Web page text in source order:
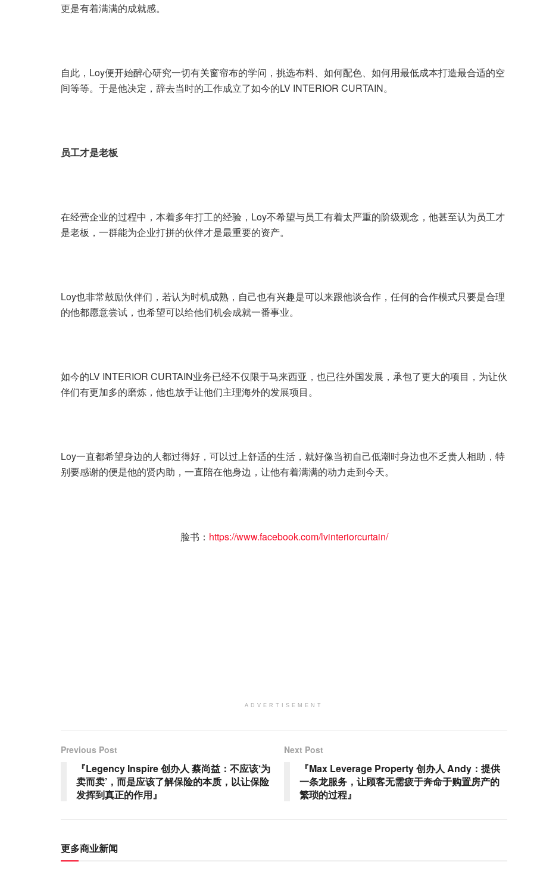
更是有着满满的成就感。
自此，Loy便开始醉心研究一切有关窗帘布的学问，挑选布料、如何配色、如何用最低成本打造最合适的空
间等等。于是他决定，辞去当时的工作成立了如今的LV INTERIOR CURTAIN。
员工才是老板
在经营企业的过程中，本着多年打工的经验，Loy不希望与员工有着太严重的阶级观念，他甚至认为员工才
是老板，一群能为企业打拼的伙伴才是最重要的资产。
Loy也非常鼓励伙伴们，若认为时机成熟，自己也有兴趣是可以来跟他谈合作，任何的合作模式只要是合理
的他都愿意尝试，也希望可以给他们机会成就一番事业。
如今的LV INTERIOR CURTAIN业务已经不仅限于马来西亚，也已往外国发展，承包了更大的项目，为让伙
伴们有更加多的磨炼，他也放手让他们主理海外的发展项目。
Loy一直都希望身边的人都过得好，可以过上舒适的生活，就好像当初自己低潮时身边也不乏贵人相助，特
别要感谢的便是他的贤内助，一直陪在他身边，让他有着满满的动力走到今天。
脸书： https://www.facebook.com/lvinteriorcurtain/
ADVERTISEMENT
Previous Post
『Legency Inspire 创办人 蔡尚益：不应该‘为
卖而卖’，而是应该了解保险的本质，以让保险
发挥到真正的作用』
Next Post
『Max Leverage Property 创办人 Andy：提供
一条龙服务，让顾客无需疲于奔命于购置房产的
繁琐的过程』
更多商业新闻